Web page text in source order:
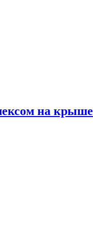
на крыше